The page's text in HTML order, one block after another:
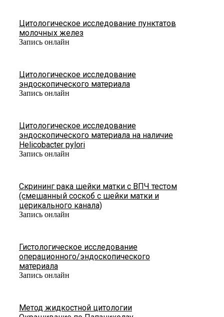
Цитологическое исследование пунктатов
молочных желез
Запись онлайн
Цитологическое исследование
эндоскопического материала
Запись онлайн
Цитологическое исследование
эндоскопического материала на наличие
Helicobacter pylori
Запись онлайн
Скрининг рака шейки матки с ВПЧ тестом
(смешанный соскоб с шейки матки и
церикального канала)
Запись онлайн
Гистологическое исследование
операционного/эндоскопического
материала
Запись онлайн
Метод жидкостной цитологии